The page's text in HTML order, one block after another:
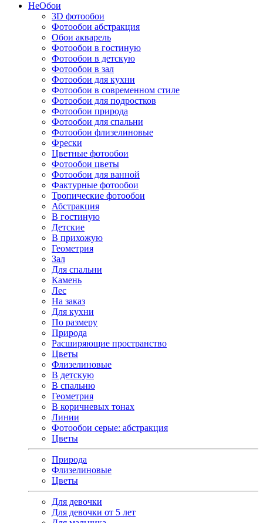
НеОбои
3D фотообои
Фотообои абстракция
Обои акварель
Фотообои в гостиную
Фотообои в детскую
Фотообои в зал
Фотообои для кухни
Фотообои в современном стиле
Фотообои для подростков
Фотообои природа
Фотообои для спальни
Фотообои флизелиновые
Фрески
Цветные фотообои
Фотообои цветы
Фотообои для ванной
Фактурные фотообои
Тропические фотообои
Абстракция
В гостиную
Детские
В прихожую
Геометрия
Зал
Для спальни
Камень
Лес
На заказ
Для кухни
По размеру
Природа
Расширяющие пространство
Цветы
Флизелиновые
В детскую
В спальню
Геометрия
В коричневых тонах
Линии
Фотообои серые: абстракция
Цветы
Природа
Флизелиновые
Цветы
Для девочки
Для девочки от 5 лет